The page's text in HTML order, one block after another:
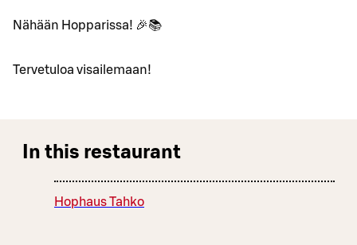
Nähään Hopparissa! 🎉📚
Tervetuloa visailemaan!
In this restaurant
Hophaus Tahko